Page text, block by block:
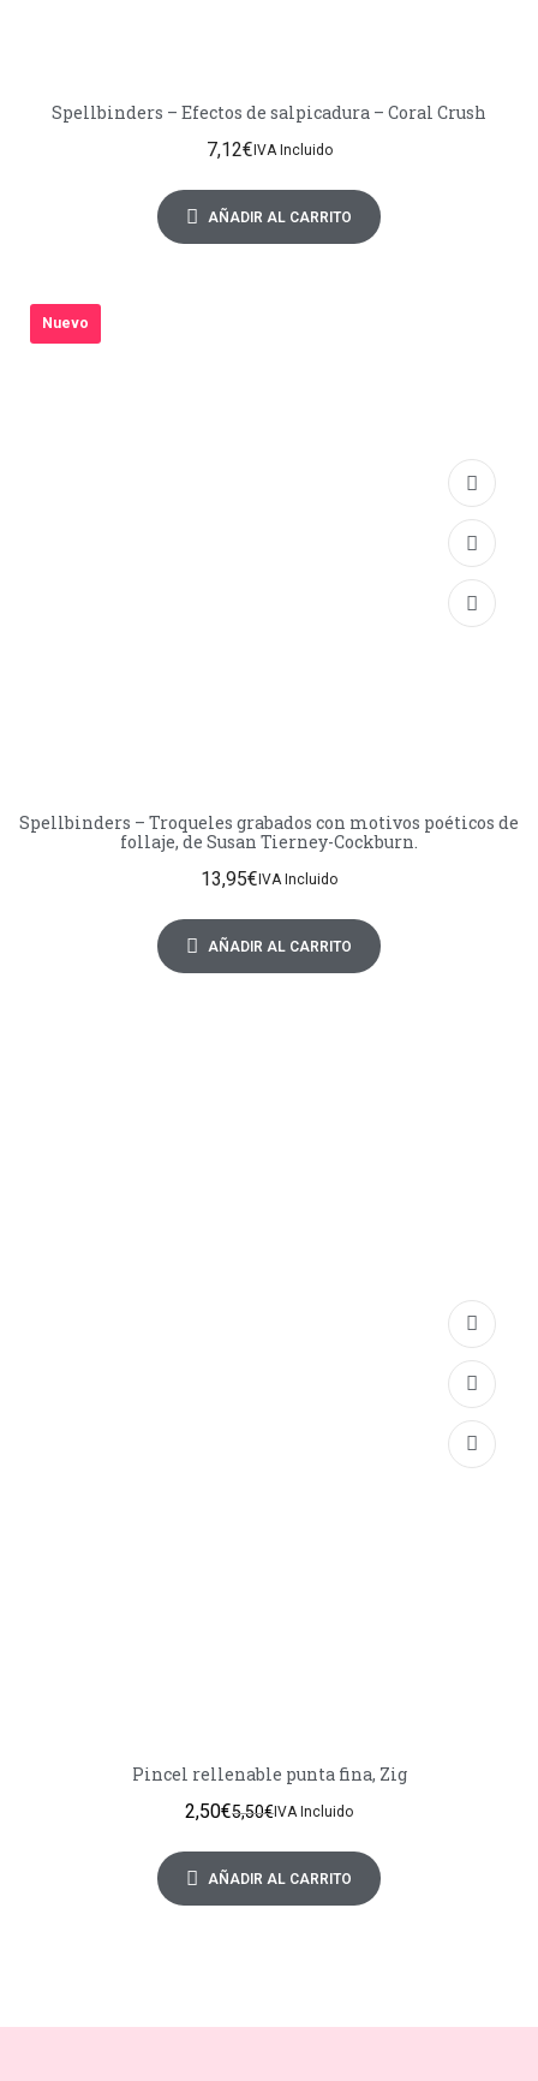
Spellbinders – Efectos de salpicadura – Coral Crush
7,12€IVA Incluido
AÑADIR AL CARRITO
Nuevo
Spellbinders – Troqueles grabados con motivos poéticos de
follaje, de Susan Tierney-Cockburn.
13,95€IVA Incluido
AÑADIR AL CARRITO
Pincel rellenable punta fina, Zig
5,50€
2,50€ IVA Incluido
AÑADIR AL CARRITO